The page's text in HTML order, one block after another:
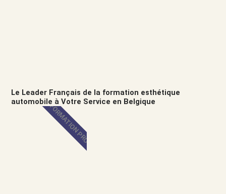
Le Leader Français de la formation esthétique
automobile à Votre Service en Belgique
FORMATION PRO